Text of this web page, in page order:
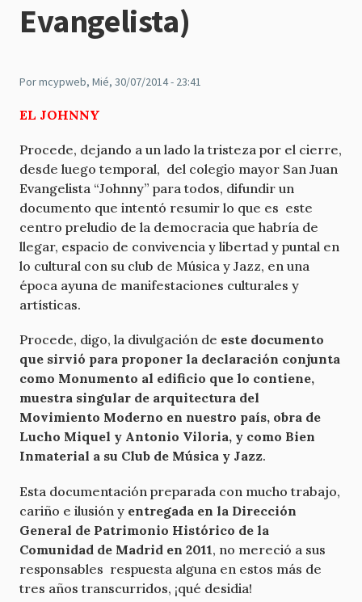
Evangelista)
Pormcypweb, Mié, 30/07/2014 - 23:41
EL JOHNNY
Procede, dejando a un lado la tristeza por el cierre,
desde luego temporal, del colegio mayor San Juan
Evangelista “Johnny” para todos, difundir un
documento que intentó resumir lo que es este
centro preludio de la democracia que habría de
llegar, espacio de convivencia y libertad y puntal en
lo cultural con su club de Música y Jazz, en una
época ayuna de manifestaciones culturales y
artísticas.
Procede, digo, la divulgación de este documento
que sirvió para proponer la declaración conjunta
como Monumento al edificio que lo contiene,
muestra singular de arquitectura del
Movimiento Moderno en nuestro país, obra de
Lucho Miquel y Antonio Viloria, y como Bien
Inmaterial a su Club de Música y Jazz.
Esta documentación preparada con mucho trabajo,
cariño e ilusión y entregada en la Dirección
General de Patrimonio Histórico de la
Comunidad de Madrid en 2011, no mereció a sus
responsables respuesta alguna en estos más de
tres años transcurridos, ¡qué desidia!